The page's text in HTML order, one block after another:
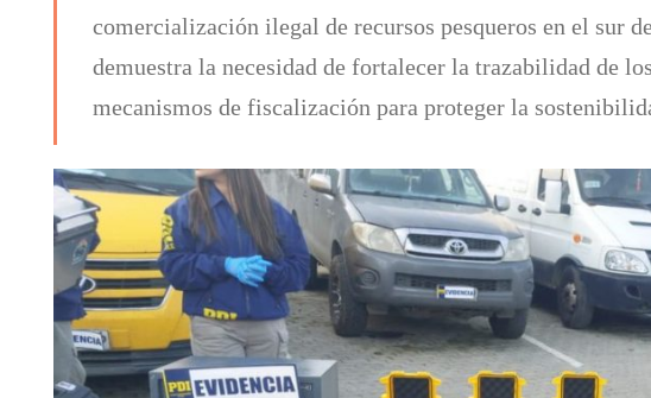
comercialización ilegal de recursos pesqueros en el sur
demuestra la necesidad de fortalecer la trazabilidad de
mecanismos de fiscalización para proteger la